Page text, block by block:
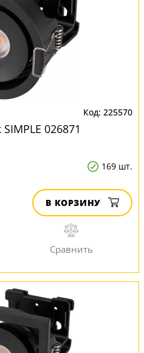
225570
026871
169 шт.
В КОРЗИНУ